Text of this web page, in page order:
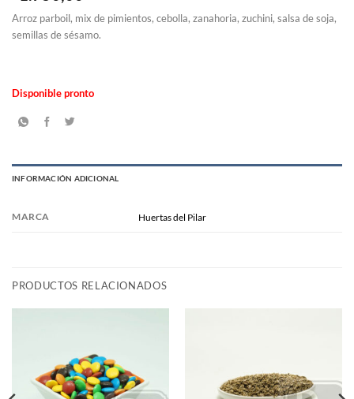
Arroz parboil, mix de pimientos, cebolla, zanahoria, zuchini, salsa de soja,
semillas de sésamo.
Disponible pronto
INFORMACIÓN ADICIONAL
MARCA Huertas del Pilar
PRODUCTOS RELACIONADOS